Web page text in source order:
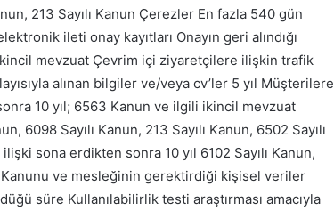
213 Sayılı Kanun Çerezler En fazla 540 gün
ileti onay kayıtları Onayın geri alındığı
mevzuat Çevrim içi ziyaretçilere ilişkin trafik
alınan bilgiler ve/veya cv’ler 5 yıl Müşterilere
10 yıl; 6563 Kanun ve ilgili ikincil mevzuat
6098 Sayılı Kanun, 213 Sayılı Kanun, 6502 Sayılı
sona erdikten sonra 10 yıl 6102 Sayılı Kanun,
Kanunu ve mesleğinin gerektirdiği kişisel veriler
süre Kullanılabilirlik testi araştırması amacıyla